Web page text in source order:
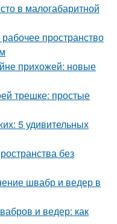
в малогабаритной
пространство
прихожей: новые
трешке: простые
5 удивительных
без
швабр и ведер в
и ведер: как